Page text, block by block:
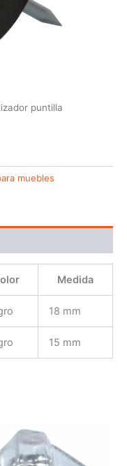
puntilla
muebles
Medida
18 mm
15 mm